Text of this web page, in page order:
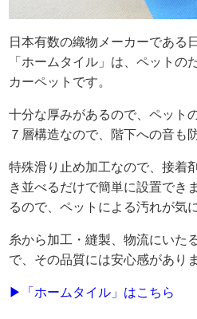
日本有数の織物メーカーである
「ホームタイル」は、ペットの
カーペットです。
十分な厚みがあるので、ペット
７層構造なので、階下への音も
特殊滑り止め加工なので、接着
き並べるだけで簡単に設置でき
るので、ペットによる汚れが気
糸から加工・縫製、物流にいた
で、その品質には安心感がありま
▶「ホームタイル」はこちら